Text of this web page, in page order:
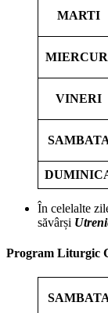
MARTI
VINERI
În celelalte
săvârși
Program Liturgic